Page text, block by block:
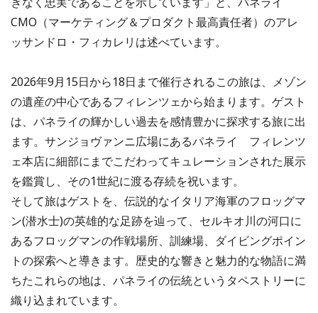
CMO（マーケティング＆プロダクト最高責任者）のアレ
ッサンドロ・フィカレリは述べています。
2026年9月15日から18日まで催行されるこの旅は、メゾン
の遺産の中心であるフィレンツェから始まります。ゲスト
は、パネライの輝かしい過去を感情豊かに探求する旅に出
ます。サンジョヴァンニ広場にあるパネライ フィレンツ
ェ本店に細部にまでこだわってキュレーションされた展示
を鑑賞し、その1世紀に渡る存続を祝います。
そして旅はゲストを、伝説的なイタリア海軍のフロッグマ
ン(潜水士)の英雄的な足跡を辿って、セルキオ川の河口に
あるフロッグマンの作戦場所、訓練場、ダイビングポイン
トの探索へと導きます。歴史的な響きと魅力的な物語に満
ちたこれらの地は、パネライの伝統というタペストリーに
織り込まれています。